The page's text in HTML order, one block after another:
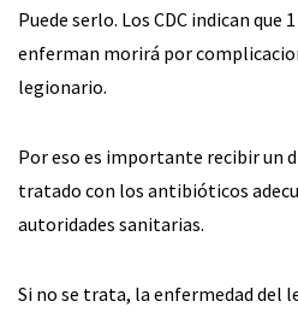
Puede serlo. Los CDC indican que
enferman morirá por
legionario.
Por eso es importante recibir un
tratado con los antibióticos
autoridades sanitarias.
Si no se trata, la enfermedad del